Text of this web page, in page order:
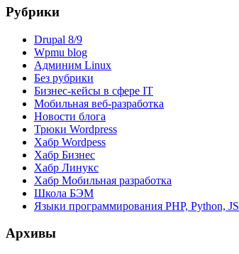
Рубрики
Drupal 8/9
Wpmu blog
Админим Linux
Без рубрики
Бизнес-кейсы в сфере IT
Мобильная веб-разработка
Новости блога
Трюки Wordpress
Хабр Wordpess
Хабр Бизнес
Хабр Линукс
Хабр Мобильная разработка
Школа БЭМ
Языки программирования PHP, Python, JS
Архивы